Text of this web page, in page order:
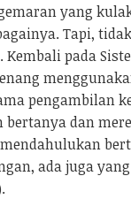
yang
Tapi,
. Kembali pada
pengambilan
dan
ada juga